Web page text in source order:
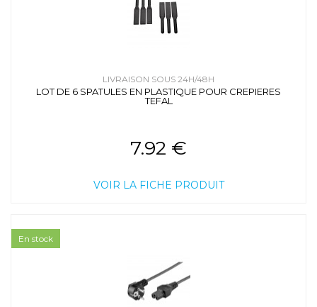
LIVRAISON SOUS 24H/48H
LOT DE 6 SPATULES EN PLASTIQUE POUR CREPIERES
TEFAL
7.92 €
VOIR LA FICHE PRODUIT
En stock